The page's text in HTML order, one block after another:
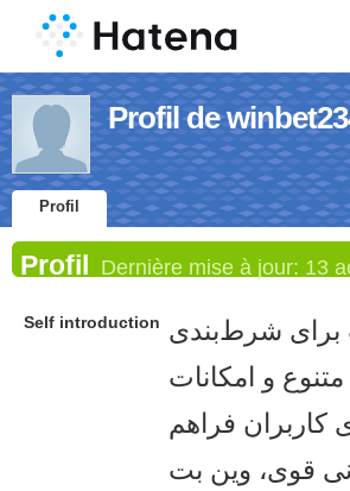
Profil de
Profil
Profil Dernière mise à jour: 13
Self introduction برای شرط‌بندی
و امکانات
کاربران فراهم
قوی، وین بت